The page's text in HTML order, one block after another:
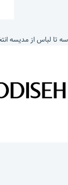
سه تا لباس از مدیسه